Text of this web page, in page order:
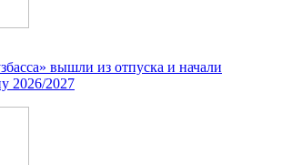
вышли из отпуска и начали
2026/2027